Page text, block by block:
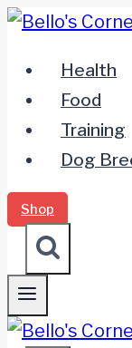
Zum
springenHealth
Food
Training
Dog
Shop